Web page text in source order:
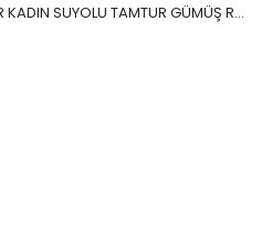
OMAR SİLVER KADIN SUYOLU TAMTUR GÜMÜŞ ROSE YÜZÜK SU YOLU TAMTUR YÜZÜK Omr8149